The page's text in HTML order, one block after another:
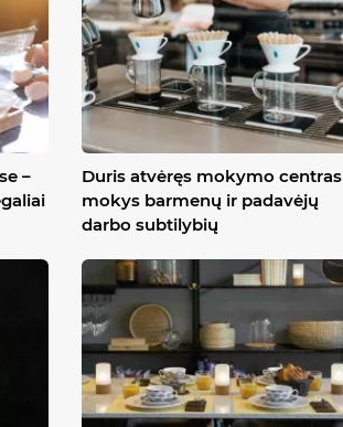
–
Duris atvėręs mokymo centras
mokys barmenų ir padavėjų
darbo subtilybių